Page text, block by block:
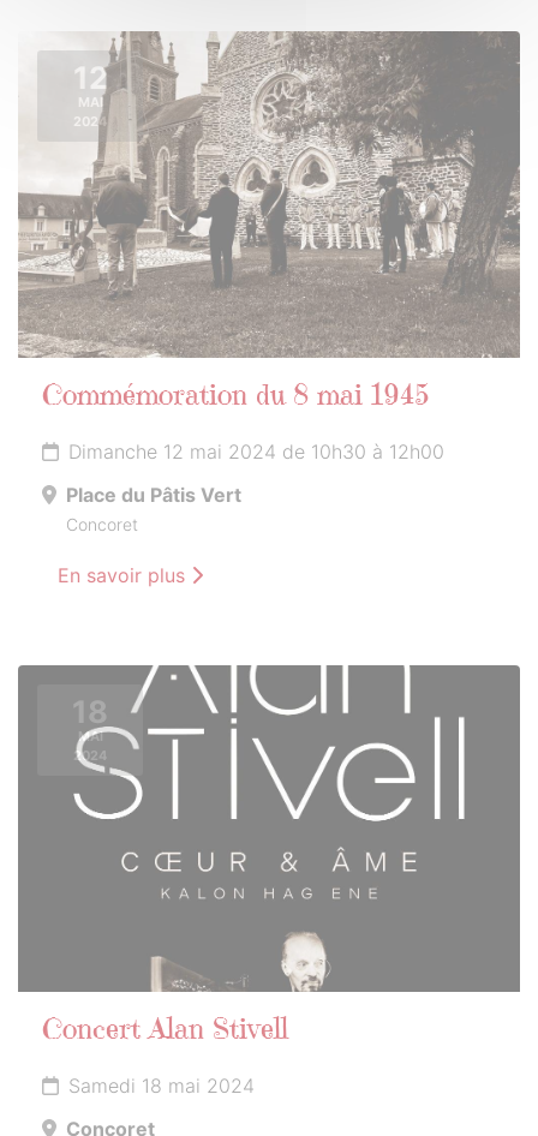
12
MAI
2024
Commémoration du 8 mai 1945
Dimanche 12 mai 2024 de 10h30 à 12h00
Place du Pâtis Vert
Concoret
En savoir plus
18
MAI
2024
Concert Alan Stivell
Samedi 18 mai 2024
Concoret